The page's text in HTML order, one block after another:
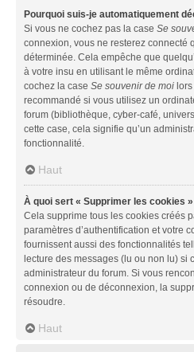
Pourquoi suis-je automatiquement
Si vous ne cochez pas la case Se
connexion, vous ne resterez connecté
déterminée. Cela empêche que
à votre insu en utilisant le même
cochez la case Se souvenir de moi lors
recommandé si vous utilisez un
forum (bibliothèque, cyber-café,
cette case, cela signifie qu’un
fonctionnalité.
Haut
À quoi sert « Supprimer les cookies
Cela supprime tous les cookies créés
paramètres d’authentification et votre
fournissent aussi des fonctionnalités
lecture des messages (lu ou non lu) si
administrateur du forum. Si vous
connexion ou de déconnexion, la
résoudre.
Haut